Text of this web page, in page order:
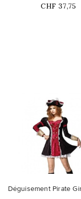
Prix
CHF 37,75
Déguisement Pirate